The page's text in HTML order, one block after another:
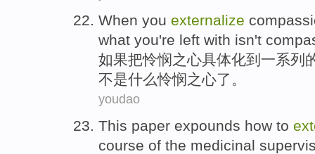
When you externalize
what you're left with isn't
如果把怜悯之心具体化到 一系列
不是什么怜悯之心了。
youdao
This paper expounds how to
course of the medicinal